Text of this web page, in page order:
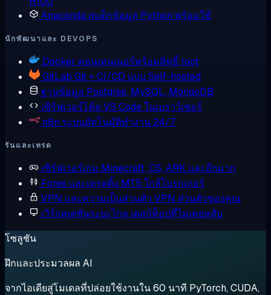
Anaconda สแต็กข้อมูล Python พร้อมใช้
นักพัฒนาและ DEVOPS
Docker คอนเทนเนอร์พร้อมสิทธิ์ root
GitLab Git + CI/CD แบบ Self-hosted
ฐานข้อมูล Postgres, MySQL, MongoDB
เซิร์ฟเวอร์โค้ดVS Code ในเบราว์เซอร์
n8n ระบบอัตโนมัติทำงาน 24/7
รันและเทรด
เซิร์ฟเวอร์เกม Minecraft, CS, ARK และอีกมาก
Forex และเทรดดิ้ง MT5 ใกล้โบรกเกอร์
VPN และความเป็นส่วนตัว VPN ส่วนตัวของคุณ
เวิร์กสเตชันระยะไกล เดสก์ท็อปที่ไม่เคยหลับ
โซลูชัน
ฝึกและประมวลผล AI
จากไอเดียสู่โมเดลที่ปล่อยใช้งานใน 60 นาที PyTorch, CUDA,